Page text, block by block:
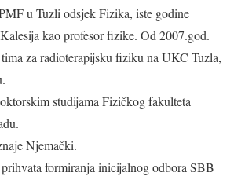
u Tuzli odsjek Fizika, iste godine
kao profesor fizike. Od 2007.god.
za radioterapijsku fiziku na UKC Tuzla,
studijama Fizičkog fakulteta
Njemački.
formiranja inicijalnog odbora SBB